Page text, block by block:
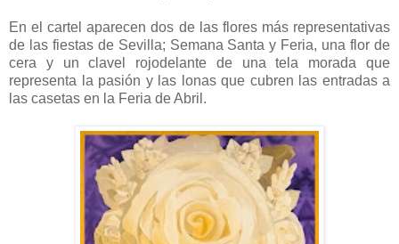
En el cartel aparecen dos de las flores más representativas
de las fiestas de Sevilla; Semana Santa y Feria, una flor de
cera y un clavel rojodelante de una tela morada que
representa la pasión y las lonas que cubren las entradas a
las casetas en la Feria de Abril.